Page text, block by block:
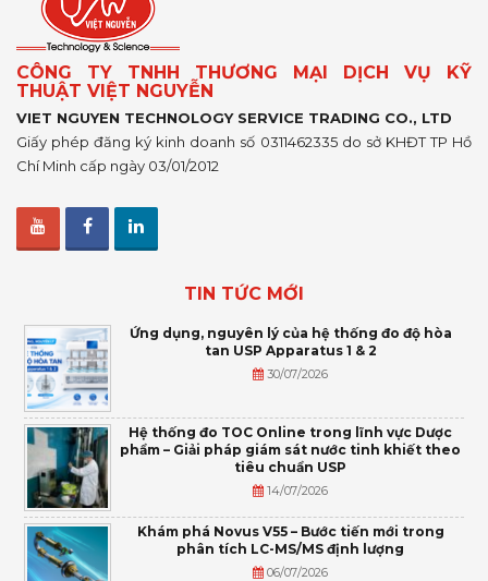
CÔNG TY TNHH THƯƠNG MẠI DỊCH VỤ KỸ
THUẬT VIỆT NGUYỄN
VIET NGUYEN TECHNOLOGY SERVICE TRADING CO., LTD
Giấy phép đăng ký kinh doanh số 0311462335 do sở KHĐT TP Hồ
Chí Minh cấp ngày 03/01/2012
TIN TỨC MỚI
Ứng dụng, nguyên lý của hệ thống đo độ hòa
tan USP Apparatus 1 & 2
30/07/2026
Hệ thống đo TOC Online trong lĩnh vực Dược
phẩm – Giải pháp giám sát nước tinh khiết theo
tiêu chuẩn USP
14/07/2026
Khám phá Novus V55 – Bước tiến mới trong
phân tích LC-MS/MS định lượng
06/07/2026